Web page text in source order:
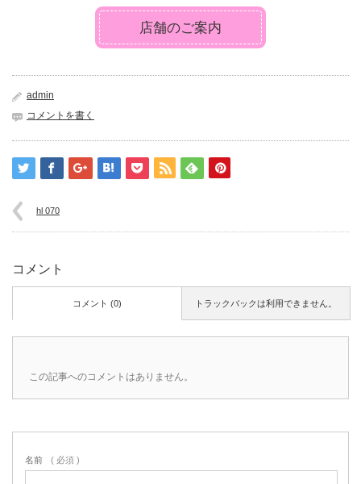
店舗のご案内
admin
コメントを書く
hl 070
コメント
トラックバックは利用できません。
コメント (0)
この記事へのコメントはありません。
名前 ( 必須 )